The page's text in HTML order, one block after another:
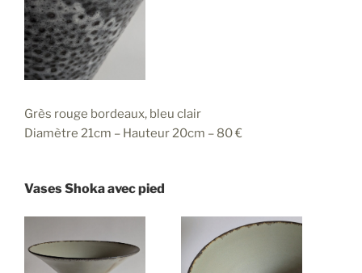
Grès rouge bordeaux, bleu clair
Diamètre 21cm – Hauteur 20cm – 80 €
Vases Shoka avec pied